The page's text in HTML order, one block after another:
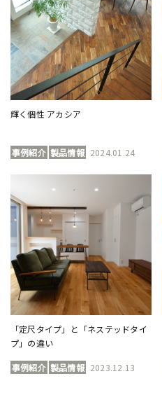
輝く個性 アカシア
事例紹介 製品情報 2024.01.24
「定尺タイプ」と「ネステッドタイ
プ」の違い
事例紹介 製品情報 2023.12.13